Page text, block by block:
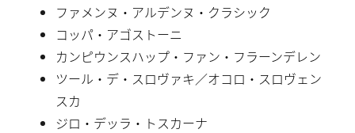
ファメンヌ・アルデンヌ・クラシック
コッパ・アゴストーニ
カンピウンスハップ・ファン・フラーンデレン
ツール・デ・スロヴァキ／オコロ・スロヴェン
スカ
ジロ・デッラ・トスカーナ